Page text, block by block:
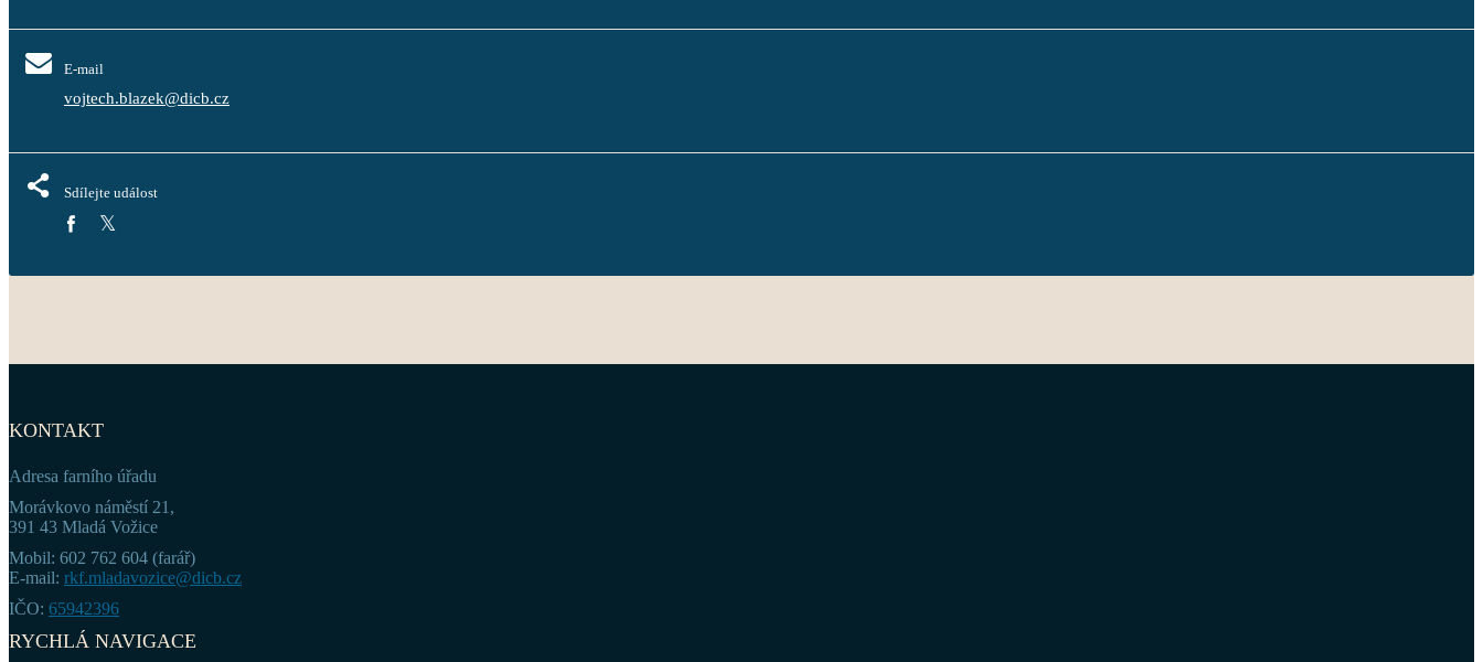
E-mail
vojtech.blazek@dicb.cz
Sdílejte událost
KONTAKT
Adresa farního úřadu
Morávkovo náměstí 21,
391 43 Mladá Vožice
Mobil: 602 762 604 (farář)
E-mail: rkf.mladavozice@dicb.cz
IČO: 65942396
RYCHLÁ NAVIGACE